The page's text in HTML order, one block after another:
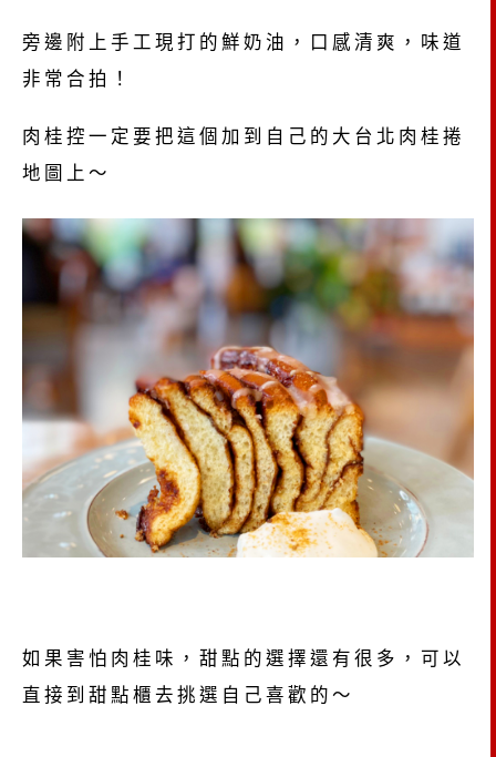
旁邊附上手工現打的鮮奶油，口感清爽，味道
非常合拍！
肉桂控一定要把這個加到自己的大台北肉桂捲
地圖上～
如果害怕肉桂味，甜點的選擇還有很多，可以
直接到甜點櫃去挑選自己喜歡的～